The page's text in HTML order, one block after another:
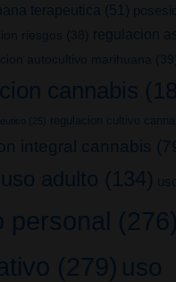
terapeutica (51)
riesgos (38)
regulacion
autocultivo marihuana (39)
cannabis
(25) regulacion cultivo
integral cannabis
uso adulto (134)
personal (276)
(279) uso